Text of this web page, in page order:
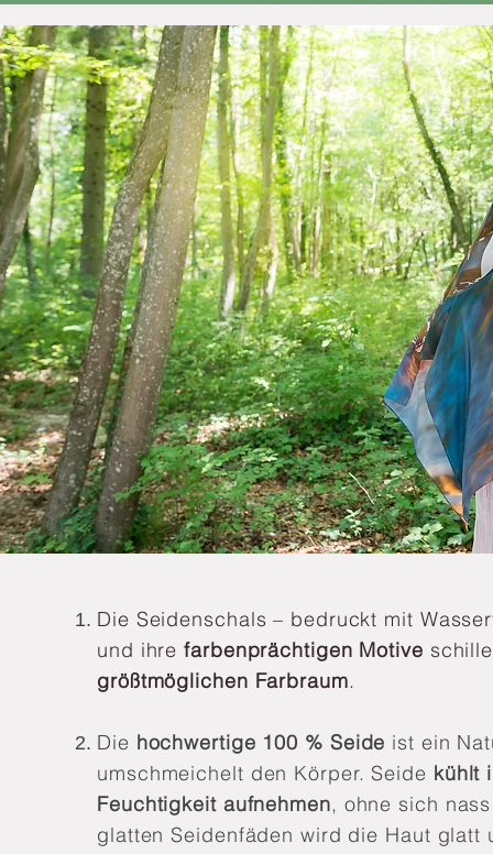
Die Seidenschals – bedruckt mit
und ihrefarbenprächtigen Motive
größtmöglichen Farbraum.
Die hochwertige 100 % Seide ist ein
umschmeichelt den Körper. Seide kühlt
Feuchtigkeit aufnehmen, ohne sich
glatten Seidenfäden wird die Haut glatt